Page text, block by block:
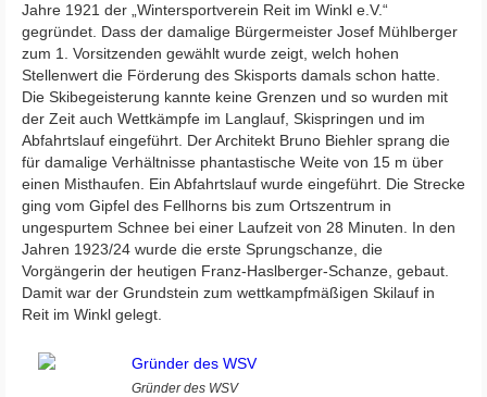
Jahre 1921 der „Wintersportverein Reit im Winkl e.V.“
gegründet. Dass der damalige Bürgermeister Josef Mühlberger
zum 1. Vorsitzenden gewählt wurde zeigt, welch hohen
Stellenwert die Förderung des Skisports damals schon hatte.
Die Skibegeisterung kannte keine Grenzen und so wurden mit
der Zeit auch Wettkämpfe im Langlauf, Skispringen und im
Abfahrtslauf eingeführt. Der Architekt Bruno Biehler sprang die
für damalige Verhältnisse phantastische Weite von 15 m über
einen Misthaufen. Ein Abfahrtslauf wurde eingeführt. Die Strecke
ging vom Gipfel des Fellhorns bis zum Ortszentrum in
ungespurtem Schnee bei einer Laufzeit von 28 Minuten. In den
Jahren 1923/24 wurde die erste Sprungschanze, die
Vorgängerin der heutigen Franz-Haslberger-Schanze, gebaut.
Damit war der Grundstein zum wettkampfmäßigen Skilauf in
Reit im Winkl gelegt.
Gründer des WSV